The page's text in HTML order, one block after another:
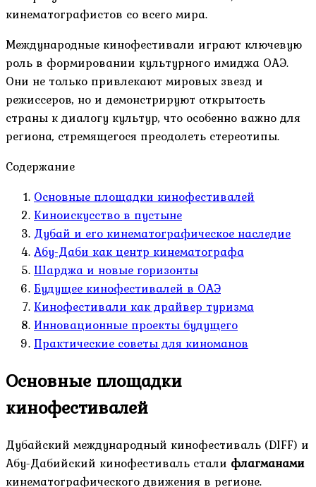
кинематографистов со всего мира.
Международные кинофестивали играют ключевую
роль в формировании культурного имиджа ОАЭ.
Они не только привлекают мировых звезд и
режиссеров, но и демонстрируют открытость
страны к диалогу культур, что особенно важно для
региона, стремящегося преодолеть стереотипы.
Содержание
Основные площадки кинофестивалей
Киноискусство в пустыне
Дубай и его кинематографическое наследие
Абу-Даби как центр кинематографа
Шарджа и новые горизонты
Будущее кинофестивалей в ОАЭ
Кинофестивали как драйвер туризма
Инновационные проекты будущего
Практические советы для киноманов
Основные площадки
кинофестивалей
Дубайский международный кинофестиваль (DIFF) и
Абу-Дабийский кинофестиваль стали флагманами
кинематографического движения в регионе.